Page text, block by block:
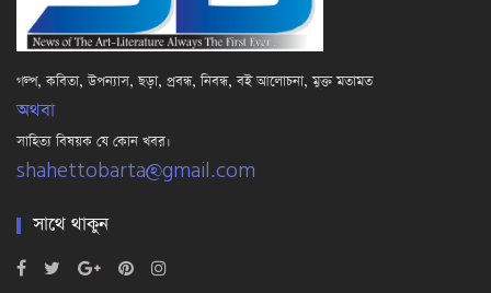
গল্প, কবিতা, উপন্যাস, ছড়া, প্রবন্ধ, নিবন্ধ, বই আলোচনা, মুক্ত মতামত
অথবা
সাহিত্য বিষয়ক যে কোন খবর।
shahettobarta@gmail.com
সাথে থাকুন